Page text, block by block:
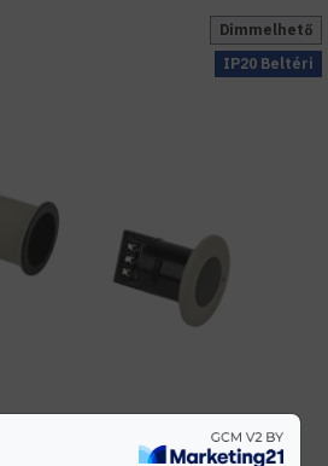
IP20 Beltéri
Dimmelhető